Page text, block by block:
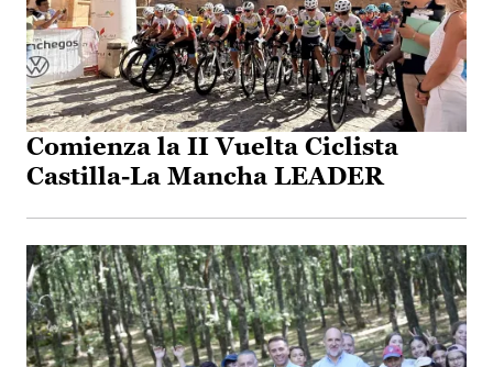
Comienza la II Vuelta Ciclista
Castilla-La Mancha LEADER